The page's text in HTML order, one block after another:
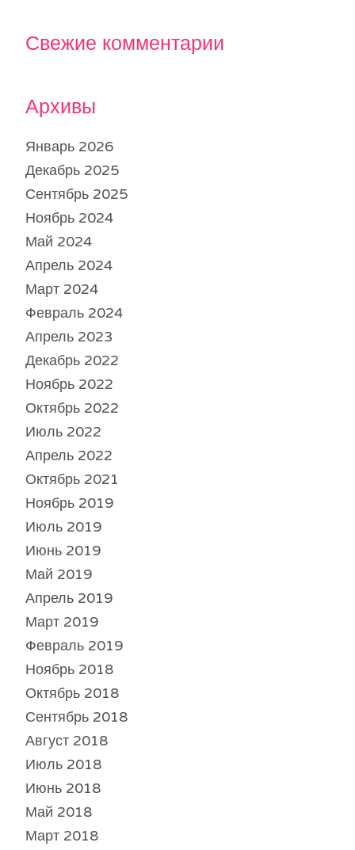
Свежие комментарии
Архивы
Январь 2026
Декабрь 2025
Сентябрь 2025
Ноябрь 2024
Май 2024
Апрель 2024
Март 2024
Февраль 2024
Апрель 2023
Декабрь 2022
Ноябрь 2022
Октябрь 2022
Июль 2022
Апрель 2022
Октябрь 2021
Ноябрь 2019
Июль 2019
Июнь 2019
Май 2019
Апрель 2019
Март 2019
Февраль 2019
Ноябрь 2018
Октябрь 2018
Сентябрь 2018
Август 2018
Июль 2018
Июнь 2018
Май 2018
Март 2018